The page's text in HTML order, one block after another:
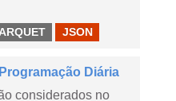
JSON
Diária
considerados no